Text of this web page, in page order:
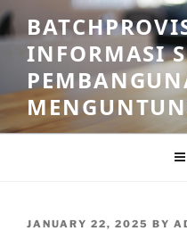
Skip
to
contentINFORMASI
POSTED
JANUARY 22, 2025 BY